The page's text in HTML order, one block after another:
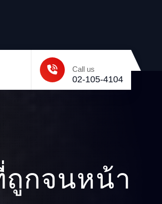
Call us
02-105-4104
ถูกจนหน้า